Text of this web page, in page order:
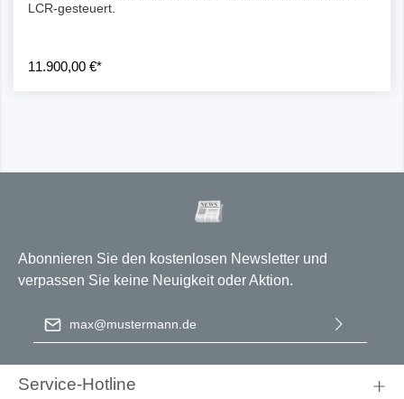
LCR-gesteuert.
11.900,00 €*
Abonnieren Sie den kostenlosen Newsletter und
verpassen Sie keine Neuigkeit oder Aktion.
E-Mail-Adresse
einverstanden.
Service-Hotline